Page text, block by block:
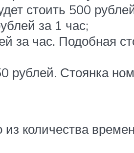
стоить 500
за 1 час;
за час. Подобная
рублей. Стоянка
из количества